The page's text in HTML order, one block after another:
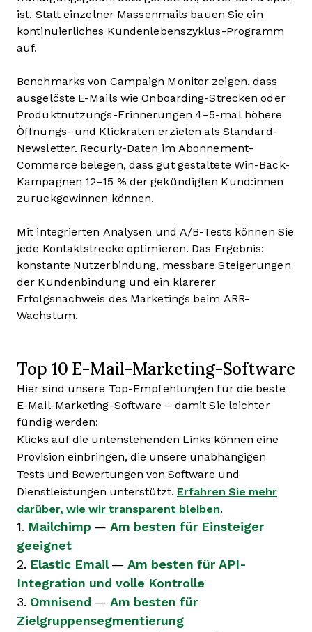
ist. Statt einzelner Massenmails bauen Sie ein
kontinuierliches Kundenlebenszyklus-Programm
auf.
Benchmarks von Campaign Monitor zeigen, dass
ausgelöste E-Mails wie Onboarding-Strecken oder
Produktnutzungs-Erinnerungen 4–5-mal höhere
Öffnungs- und Klickraten erzielen als Standard-
Newsletter. Recurly-Daten im Abonnement-
Commerce belegen, dass gut gestaltete Win-Back-
Kampagnen 12–15 % der gekündigten Kund:innen
zurückgewinnen können.
Mit integrierten Analysen und A/B-Tests können Sie
jede Kontaktstrecke optimieren. Das Ergebnis:
konstante Nutzerbindung, messbare Steigerungen
der Kundenbindung und ein klarerer
Erfolgsnachweis des Marketings beim ARR-
Wachstum.
Top 10 E-Mail-Marketing-Software
Hier sind unsere Top-Empfehlungen für die beste
E-Mail-Marketing-Software – damit Sie leichter
fündig werden:
Klicks auf die untenstehenden Links können eine
Provision einbringen, die unsere unabhängigen
Tests und Bewertungen von Software und
Dienstleistungen unterstützt. Erfahren Sie mehr
darüber, wie wir transparent bleiben.
1. Mailchimp — Am besten für Einsteiger
geeignet
2. Elastic Email — Am besten für API-
Integration und volle Kontrolle
3. Omnisend — Am besten für
Zielgruppensegmentierung